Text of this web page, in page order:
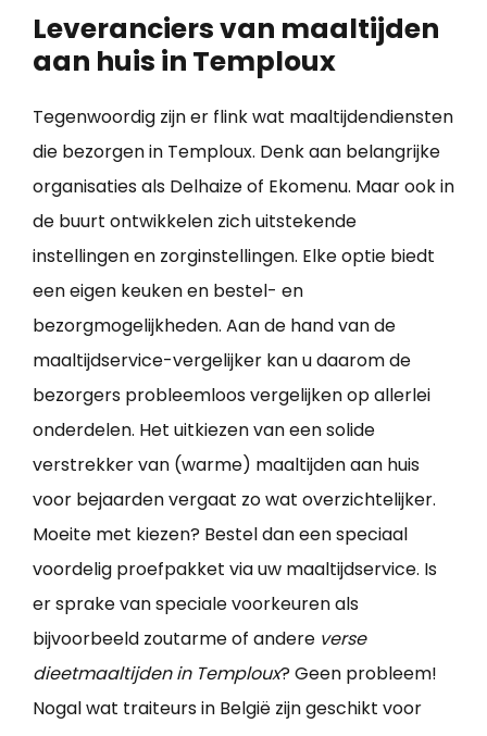
Leveranciers van maaltijden
aan huis in Temploux
Tegenwoordig zijn er flink wat maaltijdendiensten
die bezorgen in Temploux. Denk aan belangrijke
organisaties als Delhaize of Ekomenu. Maar ook in
de buurt ontwikkelen zich uitstekende
instellingen en zorginstellingen. Elke optie biedt
een eigen keuken en bestel- en
bezorgmogelijkheden. Aan de hand van de
maaltijdservice-vergelijker kan u daarom de
bezorgers probleemloos vergelijken op allerlei
onderdelen. Het uitkiezen van een solide
verstrekker van (warme) maaltijden aan huis
voor bejaarden vergaat zo wat overzichtelijker.
Moeite met kiezen? Bestel dan een speciaal
voordelig proefpakket via uw maaltijdservice. Is
er sprake van speciale voorkeuren als
bijvoorbeeld zoutarme of andere verse
dieetmaaltijden in Temploux? Geen probleem!
Nogal wat traiteurs in België zijn geschikt voor